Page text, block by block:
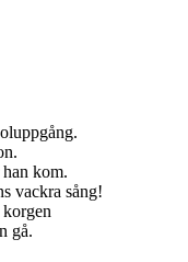
han kom.
vackra sång!
gå.